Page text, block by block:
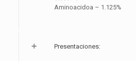
Aminoacidoa – 1.125%
Presentaciones: